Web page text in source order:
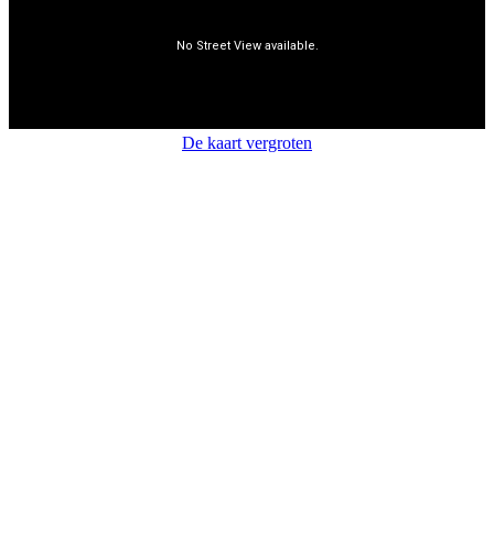
De kaart vergroten